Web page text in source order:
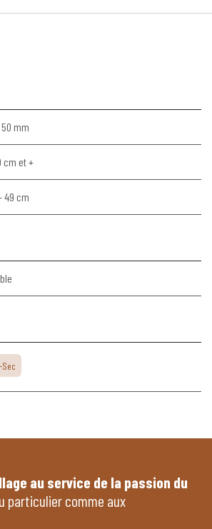
50 mm
cm et +
49 cm
Sec
au service de la passion du
particulier comme aux